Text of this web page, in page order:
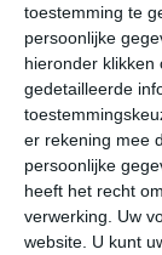
toestemming te
persoonlijke
hieronder klikken
gedetailleerde
er rekening mee
persoonlijke
heeft het recht
verwerking. Uw
website. U kunt
31°
29°C
18:00